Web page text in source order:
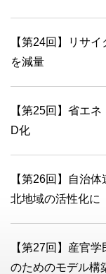
【第24回】リサ
を減量
【第25回】省エ
D化
【第26回】自治
北地域の活性化に
【第27回】産官
のためのモデル構